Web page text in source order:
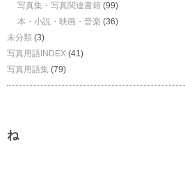
写真集・写真関連書籍 (99)
本・小説・映画・音楽 (36)
未分類 (3)
写真用語INDEX (41)
写真用語集 (79)
ね